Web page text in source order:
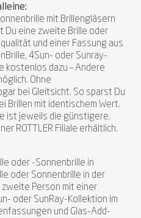
mit Brillengläsern
Du eine zweite Brille oder
und einer Fassung aus
4Sun- oder Sunray-
kostenlos dazu – Andere
Ohne
bei Gleitsicht. So sparst Du
Brillen mit identischem Wert.
ist jeweils die günstigere.
ROTTLER Filiale erhältlich.
oder -Sonnenbrille in
oder Sonnenbrille in der
Person mit einer
oder SunRay-Kollektion im
und Glas-Add-